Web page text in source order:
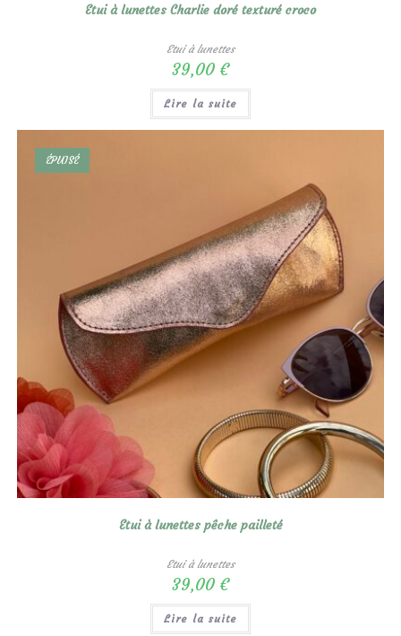
Etui à lunettes Charlie doré texturé croco
Etui à lunettes
39,00 €
Lire la suite
ÉPUISÉ
Etui à lunettes pêche pailleté
Etui à lunettes
39,00 €
Lire la suite